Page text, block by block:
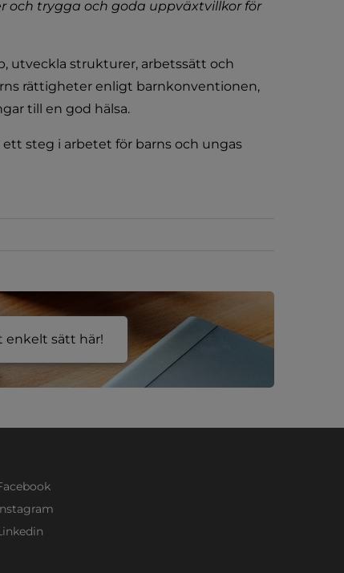
och trygga och goda uppväxtvillkor för
utveckla strukturer, arbetssätt och
rättigheter enligt barnkonventionen,
till en god hälsa.
steg i arbetet för barns och ungas
enkelt sätt här!